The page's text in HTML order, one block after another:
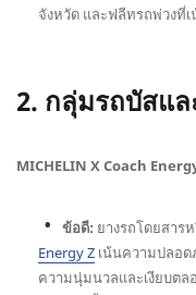
จังหวัด และฟลีทรถพ่วงที่เ
2. กลุ่มรถบัสแ
MICHELIN X Coach
ข้อดี: ยางรถโดยสาร
Energy Z เน้นความปลอ
ความนุ่มนวลและเงียบตล